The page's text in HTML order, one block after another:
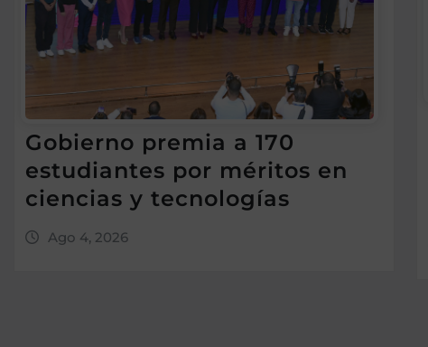
Gobierno premia a 170
estudiantes por méritos en
ciencias y tecnologías
Ago 4, 2026